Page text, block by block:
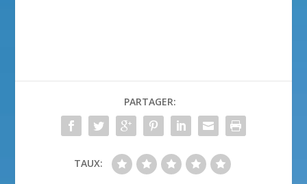
PARTAGER:
TAUX: